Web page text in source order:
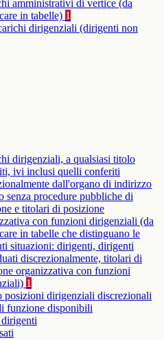
amministrativi di vertice (da
in tabelle) 1
dirigenziali (dirigenti non
dirigenziali, a qualsiasi titolo
ivi inclusi quelli conferiti
dall'organo di indirizzo
senza procedure pubbliche di
e titolari di posizione
con funzioni dirigenziali (da
in tabelle che distinguano le
situazioni: dirigenti, dirigenti
discrezionalmente, titolari di
organizzativa con funzioni
1
posizioni dirigenziali discrezionali
funzione disponibili